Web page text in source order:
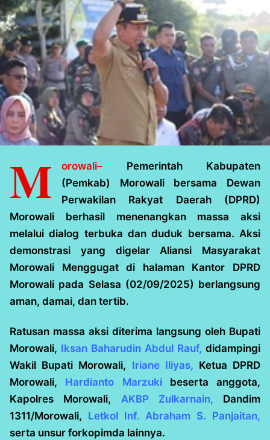
M orowali– Pemerintah Kabupaten
(Pemkab) Morowali bersama Dewan
Perwakilan Rakyat Daerah (DPRD)
Morowali berhasil menenangkan massa aksi
melalui dialog terbuka dan duduk bersama. Aksi
demonstrasi yang digelar Aliansi Masyarakat
Morowali Menggugat di halaman Kantor DPRD
Morowali pada Selasa (02/09/2025) berlangsung
aman, damai, dan tertib.
Ratusan massa aksi diterima langsung oleh Bupati
Morowali, Iksan Baharudin Abdul Rauf, didampingi
Wakil Bupati Morowali, Iriane Iliyas, Ketua DPRD
Morowali, Hardianto Marzukibeserta anggota,
Kapolres Morowali, AKBP Zulkarnain, Dandim
1311/Morowali, Letkol Inf. Abraham S. Panjaitan,
serta unsur forkopimda lainnya.